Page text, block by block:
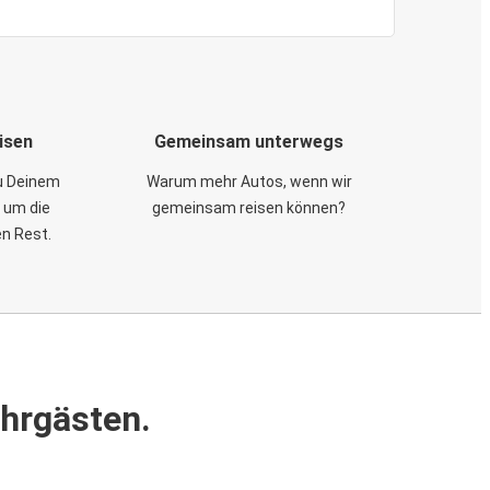
Deinem
die
Rest.
Gemeinsam unterwegs
Warum mehr Autos, wenn wir
gemeinsam reisen können?